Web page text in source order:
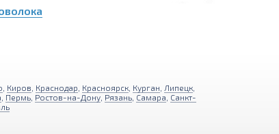
Киров Краснодар Красноярск Курган Липецк
Пермь Ростов-на-Дону Рязань Самара Санкт-